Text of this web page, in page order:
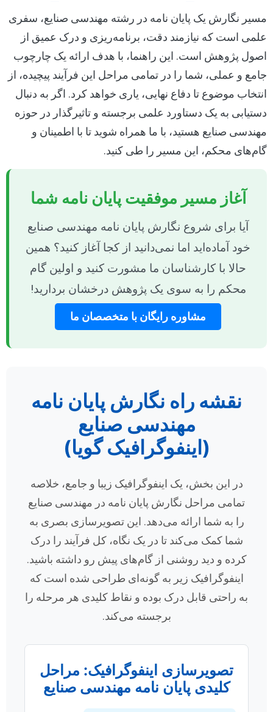
مسیر نگارش یک پایان نامه در رشته مهندسی صنایع، سفری
علمی است که نیازمند دقت، برنامه‌ریزی و درک عمیق از
اصول پژوهش است. این راهنما، با هدف ارائه یک چارچوب
جامع و عملی، شما را در تمامی مراحل این فرآیند پیچیده، از
انتخاب موضوع تا دفاع نهایی، یاری خواهد کرد. اگر به دنبال
دستیابی به یک دستاورد علمی برجسته و تاثیرگذار در حوزه
مهندسی صنایع هستید، با ما همراه شوید تا با اطمینان و
گام‌های محکم، این مسیر را طی کنید.
آغاز مسیر موفقیت پایان نامه شما
آیا برای شروع نگارش پایان نامه مهندسی صنایع
خود آماده‌اید اما نمی‌دانید از کجا آغاز کنید؟ همین
حالا با کارشناسان ما مشورت کنید و اولین گام
محکم را به سوی یک پژوهش درخشان بردارید!
مشاوره رایگان با متخصصان ما
نقشه راه نگارش پایان نامه
مهندسی صنایع
(اینفوگرافیک گویا)
در این بخش، یک اینفوگرافیک زیبا و جامع، خلاصه
تمامی مراحل نگارش پایان نامه در مهندسی صنایع
را به شما ارائه می‌دهد. این تصویرسازی بصری به
شما کمک می‌کند تا در یک نگاه، کل فرآیند را درک
کرده و دید روشنی از گام‌های پیش رو داشته باشید.
اینفوگرافیک زیر به گونه‌ای طراحی شده است که
به راحتی قابل درک بوده و نقاط کلیدی هر مرحله را
برجسته می‌کند.
تصویرسازی اینفوگرافیک: مراحل
کلیدی پایان نامه مهندسی صنایع